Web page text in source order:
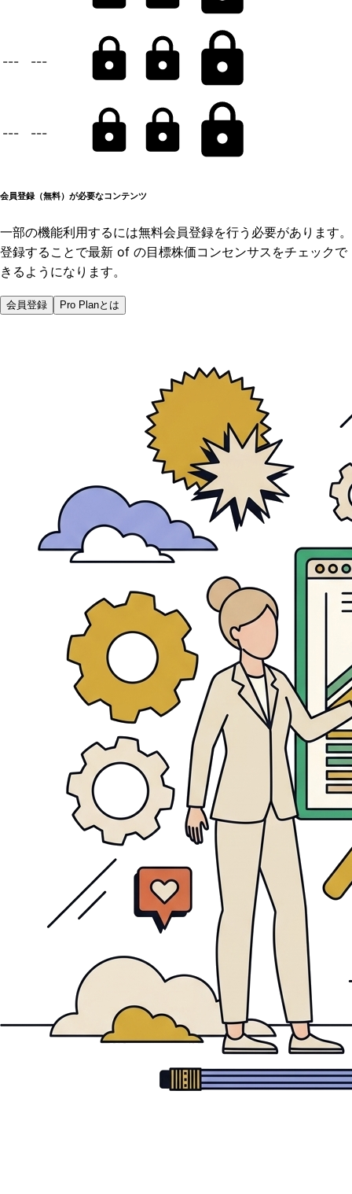
--- ---
--- ---
会員登録（無料）が必要なコンテンツ
一部の機能利用するには無料会員登録を行う必要があります。
登録することで最新 of の目標株価コンセンサスをチェックで
きるようになります。
会員登録 Pro Planとは